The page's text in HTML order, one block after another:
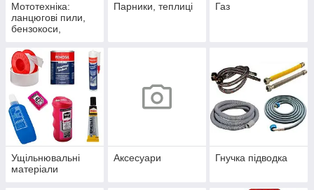
Мототехніка:
ланцюгові пили,
бензокоси,
повітродувки
Парники, теплиці Газ
Ущільнювальні
матеріали
Аксесуари Гнучка підводка